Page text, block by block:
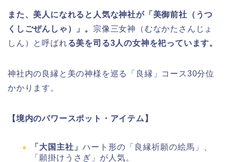
また、美人になれると人気な神社が「美御前社（うつ
くしごぜんしゃ）」。 宗像三女神（むなかたさんじょ
しん）と呼ばれる美を司る3人の女神を祀っています。
神社内の良縁と美の神様を巡る「良縁」コース30分位
かかります。
【境内のパワースポット・アイテム】
「大国主社」 ハート形の「良縁祈願の絵馬」、
「願掛けうさぎ」が人気。